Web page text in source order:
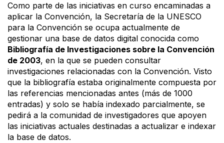
Como parte de las iniciativas en curso encaminadas a
aplicar la Convención, la Secretaría de la UNESCO
para la Convención se ocupa actualmente de
gestionar una base de datos digital conocida como
Bibliografía de Investigaciones sobre la Convención
de 2003, en la que se pueden consultar
investigaciones relacionadas con la Convención. Visto
que la bibliografía estaba originalmente compuesta por
las referencias mencionadas antes (más de 1000
entradas) y solo se había indexado parcialmente, se
pedirá a la comunidad de investigadores que apoyen
las iniciativas actuales destinadas a actualizar e indexar
la base de datos.